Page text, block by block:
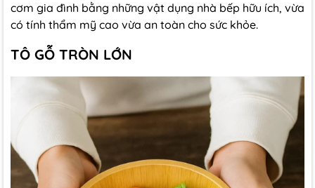
cơm gia đình bằng những vật dụng nhà bếp hữu ích, vừa
có tính thẩm mỹ cao vừa an toàn cho sức khỏe.
TÔ GỖ TRÒN LỚN